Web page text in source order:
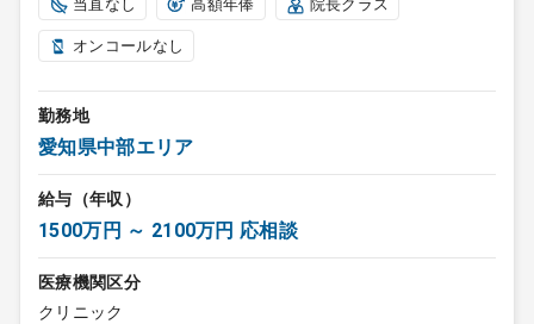
当直なし 高額年俸 院長クラス
オンコールなし
勤務地
愛知県中部エリア
給与（年収）
1500万円 ～ 2100万円 応相談
医療機関区分
クリニック